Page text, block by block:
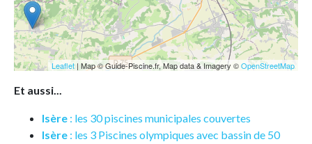
Leaflet | Map © Guide-Piscine.fr, Map data & Imagery ©OpenStreetMap
Et aussi...
Isère : les 30 piscines municipales couvertes
Isère : les 3 Piscines olympiques avec bassin de 50